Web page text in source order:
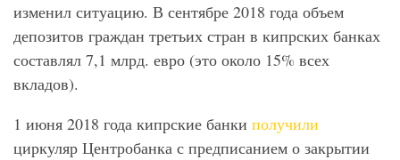
изменил ситуацию. В сентябре 2018 года объем
депозитов граждан третьих стран в кипрских банках
составлял 7,1 млрд. евро (это около 15% всех
вкладов).
1 июня 2018 года кипрские банки получили
циркуляр Центробанка с предписанием о закрытии